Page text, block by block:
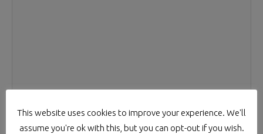
(Required)
This website uses cookies to improve your experience. We'll
assume you're ok with this, but you can opt-out if you wish.